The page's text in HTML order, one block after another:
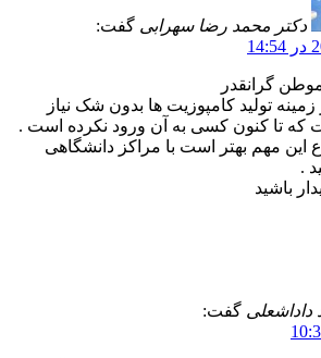
دکتر محمد رضا سهرابی گفت:
گرانقدر
تولید کامپوزیت ها بدون شک نیاز
تا کنون کسی به آن ورود نکرده است .
این مهم بهتر است با مراکز دانشگاهی
.
باشید
داداشعلی گفت: